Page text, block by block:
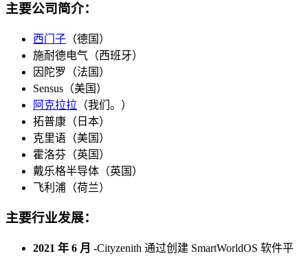
主要公司简介：
西门子 （德国）
施耐德电气（西班牙）
因陀罗（法国）
Sensus（美国）
阿克拉拉 （我们。）
拓普康（日本）
克里语（美国）
霍洛芬（英国）
戴乐格半导体（英国）
飞利浦（荷兰）
主要行业发展：
2021 年 6 月 -Cityzenith 通过创建 SmartWorldOS 软件平